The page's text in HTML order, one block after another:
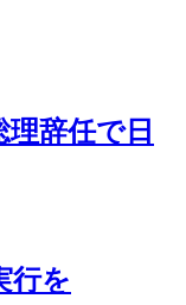
辞任で日
行を